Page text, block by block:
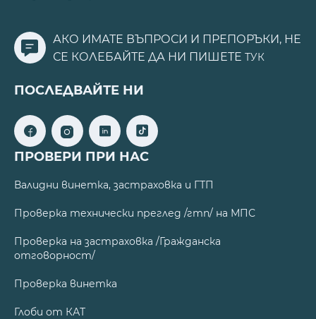
АКО ИМАТЕ ВЪПРОСИ И ПРЕПОРЪКИ, НЕ
СЕ КОЛЕБАЙТЕ ДА НИ ПИШЕТЕ ТУК
ПОСЛЕДВАЙТЕ НИ
ПРОВЕРИ ПРИ НАС
Валидни винетка, застраховка и ГТП
Проверка технически преглед /гтп/ на МПС
Проверка на застраховка /Гражданска
отговорност/
Проверка винетка
Глоби от КАТ